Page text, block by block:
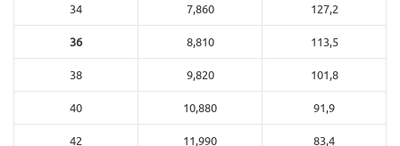
34 7,860 127,2
36 8,810 113,5
38 9,820 101,8
40 10,880 91,9
42 11,990 83,4